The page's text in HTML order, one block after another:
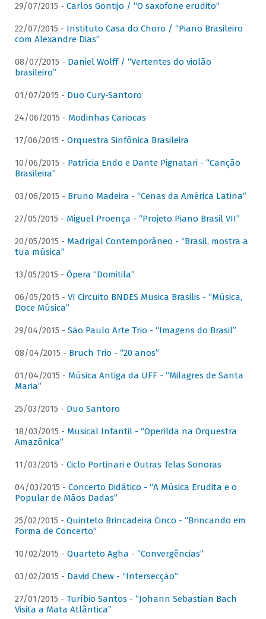
29/07/2015 - Carlos Gontijo / “O saxofone erudito”
22/07/2015 - Instituto Casa do Choro / “Piano Brasileiro
com Alexandre Dias”
08/07/2015 - Daniel Wolff / “Vertentes do violão
brasileiro”
01/07/2015 - Duo Cury-Santoro
24/06/2015 - Modinhas Cariocas
17/06/2015 - Orquestra Sinfônica Brasileira
10/06/2015 - Patrícia Endo e Dante Pignatari - “Canção
Brasileira”
03/06/2015 - Bruno Madeira - “Cenas da América Latina”
27/05/2015 - Miguel Proença - “Projeto Piano Brasil VII”
20/05/2015 - Madrigal Contemporâneo - “Brasil, mostra a
tua música”
13/05/2015 - Ópera “Domitila”
06/05/2015 - VI Circuito BNDES Musica Brasilis - “Música,
Doce Música”
29/04/2015 - São Paulo Arte Trio - “Imagens do Brasil”
08/04/2015 - Bruch Trio - “20 anos”
01/04/2015 - Música Antiga da UFF - “Milagres de Santa
Maria”
25/03/2015 - Duo Santoro
18/03/2015 - Musical Infantil - “Operilda na Orquestra
Amazônica”
11/03/2015 - Ciclo Portinari e Outras Telas Sonoras
04/03/2015 - Concerto Didático - “A Música Erudita e o
Popular de Mãos Dadas”
25/02/2015 - Quinteto Brincadeira Cinco - “Brincando em
Forma de Concerto”
10/02/2015 - Quarteto Agha - “Convergências”
03/02/2015 - David Chew - “Intersecção”
27/01/2015 - Turíbio Santos - “Johann Sebastian Bach
Visita a Mata Atlântica”